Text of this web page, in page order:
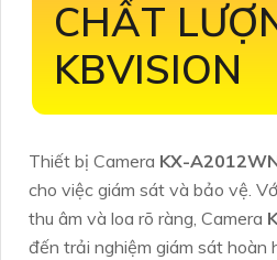
CHẤT
KBVISION
Thiết bị Camera KX-
cho việc giám sát và bảo vệ.
thu âm và loa rõ ràng, Camera
đến trải nghiệm giám sát hoàn